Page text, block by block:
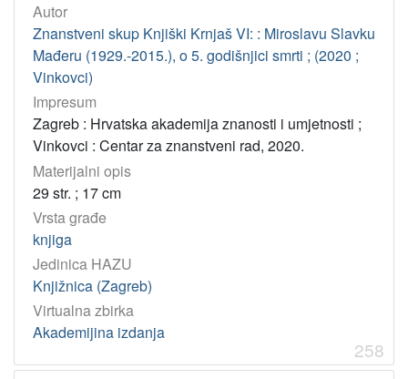
Autor
Znanstveni skup Knjiški Krnjaš VI: : Miroslavu Slavku
Mađeru (1929.-2015.), o 5. godišnjici smrti ; (2020 ;
Vinkovci)
Impresum
Zagreb : Hrvatska akademija znanosti i umjetnosti ;
Vinkovci : Centar za znanstveni rad, 2020.
Materijalni opis
29 str. ; 17 cm
Vrsta građe
knjiga
Jedinica HAZU
Knjižnica (Zagreb)
Virtualna zbirka
Akademijina izdanja
258